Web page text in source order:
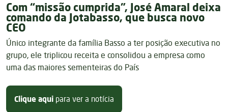
Com “missão cumprida”, José Amaral deixa
comando da Jotabasso, que busca novo
CEO
Único integrante da família Basso a ter posição executiva no
grupo, ele triplicou receita e consolidou a empresa como
uma das maiores sementeiras do País
Clique aqui para ver a notícia